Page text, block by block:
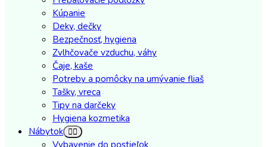
Kúpanie
Deky, dečky
Bezpečnosť, hygiena
Zvlhčovače vzduchu, váhy
Čaje, kaše
Potreby a pomôcky na umývanie fliaš
Tašky, vreca
Tipy na darčeky
Hygiena kozmetika
Nábytok
Vybavenie do postieľok